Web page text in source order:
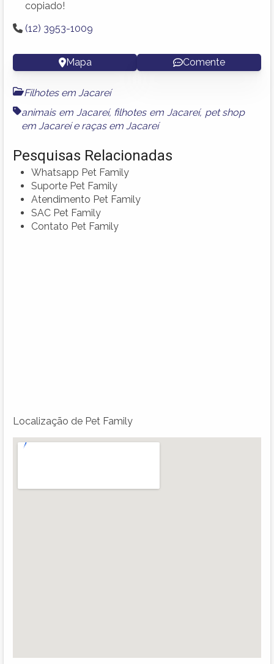
copiado!
(12) 3953-1009
Mapa Comente
Filhotes em Jacareí
animais em Jacareí, filhotes em Jacareí, pet shop
em Jacareíe raças em Jacareí
Pesquisas Relacionadas
Whatsapp Pet Family
Suporte Pet Family
Atendimento Pet Family
SAC Pet Family
Contato Pet Family
Localização de Pet Family